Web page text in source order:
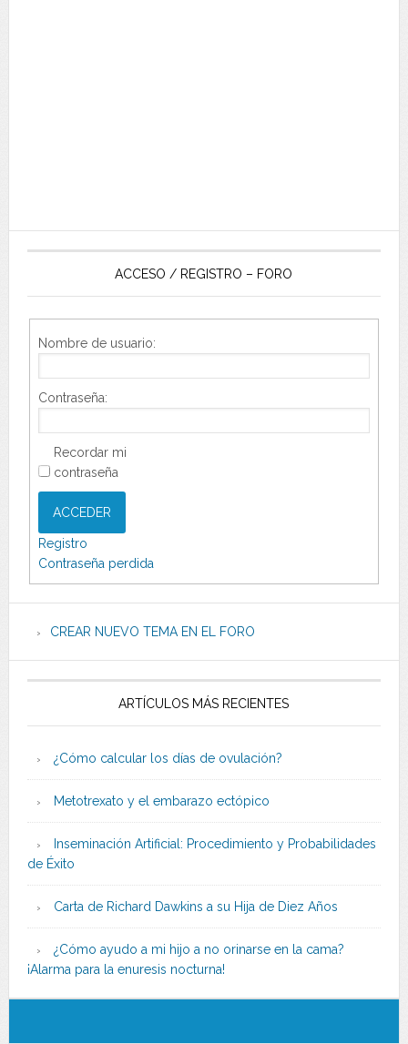
ACCESO / REGISTRO – FORO
Nombre de usuario:
Contraseña:
Recordar mi
contraseña
ACCEDER
Registro
Contraseña perdida
CREAR NUEVO TEMA EN EL FORO
ARTÍCULOS MÁS RECIENTES
¿Cómo calcular los días de ovulación?
Metotrexato y el embarazo ectópico
Inseminación Artificial: Procedimiento y Probabilidades
de Éxito
Carta de Richard Dawkins a su Hija de Diez Años
¿Cómo ayudo a mi hijo a no orinarse en la cama?
¡Alarma para la enuresis nocturna!